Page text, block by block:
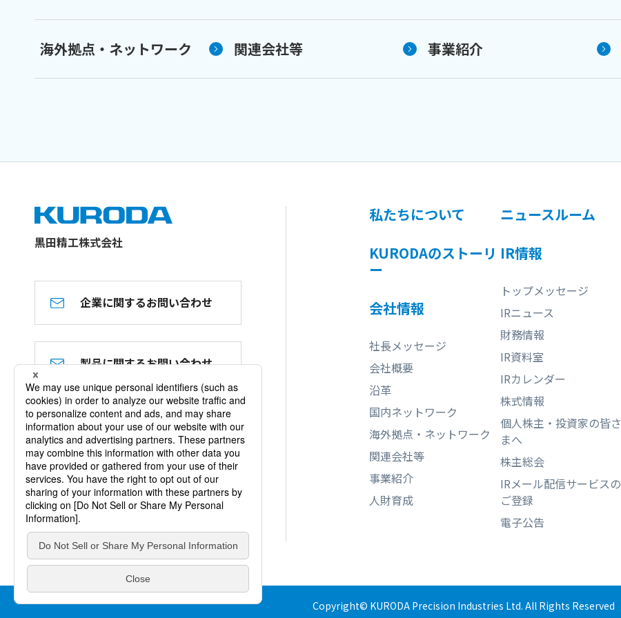
海外拠点・ネットワーク 関連会社等 事業紹介
黒田精工株式会社
企業に関するお問い合わせ
製品に関するお問い合わせ
黒田精工 公式YouTube
私たちについて
KURODAのストーリ
ー
会社情報
社長メッセージ
会社概要
沿革
国内ネットワーク
海外拠点・ネットワーク
関連会社等
事業紹介
人財育成
ニュースルーム
IR情報
トップメッセージ
IRニュース
財務情報
IR資料室
IRカレンダー
株式情報
個人株主・投資家の皆さ
まへ
株主総会
IRメール配信サービスの
ご登録
電子公告
Copyright© KURODA Precision Industries Ltd. All Rights Reserved